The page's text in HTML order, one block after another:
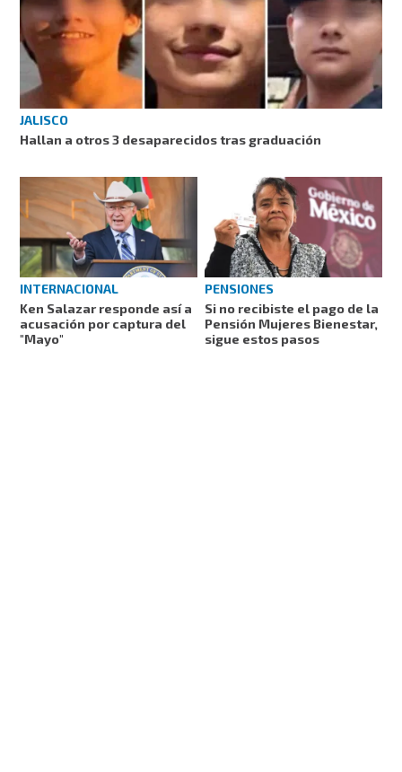
JALISCO
Hallan a otros 3 desaparecidos tras graduación
INTERNACIONAL
Ken Salazar responde así a
acusación por captura del
"Mayo"
PENSIONES
Si no recibiste el pago de la
Pensión Mujeres Bienestar,
sigue estos pasos